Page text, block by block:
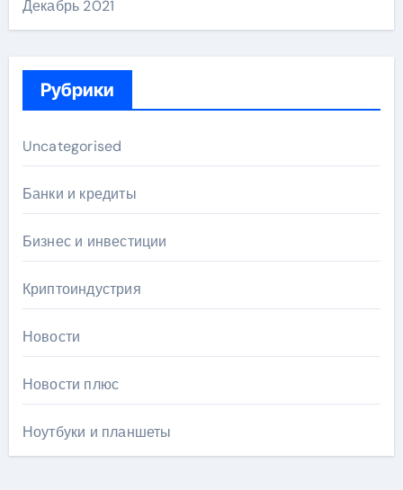
Декабрь 2021
Рубрики
Uncategorised
Банки и кредиты
Бизнес и инвестиции
Криптоиндустрия
Новости
Новости плюс
Ноутбуки и планшеты